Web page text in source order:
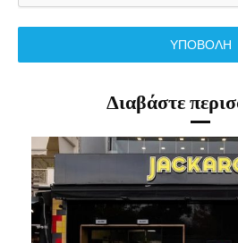
ΥΠΟΒΟΛΗ
Διαβάστε